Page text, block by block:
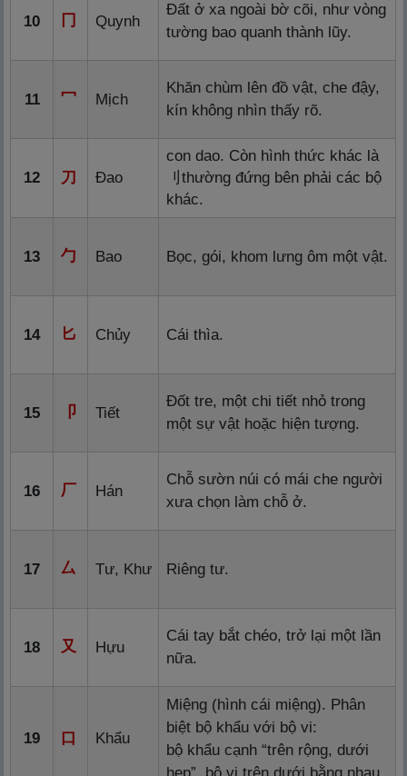
10 冂
Nghĩa: Vây quanh, bao gồm,
Quynh
Đất ở xa ngoài bờ cõi, như vòng
tường bao quanh thành lũy.
11 冖 Mịch
Khăn chùm lên đồ vật, che đậy,
kín không nhìn thấy rõ.
12 刀
Nghĩa: Con dao, cây đao (vũ
Đao
con dao. Còn hình thức khác là
刂
Nghĩa: Con dao, cây đao (vũ
thường đứng bên phải các bộ
khác.
13 勹 Bao Bọc, gói, khom lưng ôm một vật.
14 匕 Chủy Cái thìa.
15 卩 Tiết
Đốt tre, một chi tiết nhỏ trong
một sự vật hoặc hiện tượng.
16 厂 Hán
Chỗ sườn núi có mái che người
xưa chọn làm chỗ ở.
17 厶 Tư, Khư Riêng tư.
18 又 Hựu
Cái tay bắt chéo, trở lại một lần
nữa.
19 口 Khẩu
Miệng (hình cái miệng). Phân
biệt bộ khẩu với bộ vi:
bộ khẩu cạnh “trên rộng, dưới